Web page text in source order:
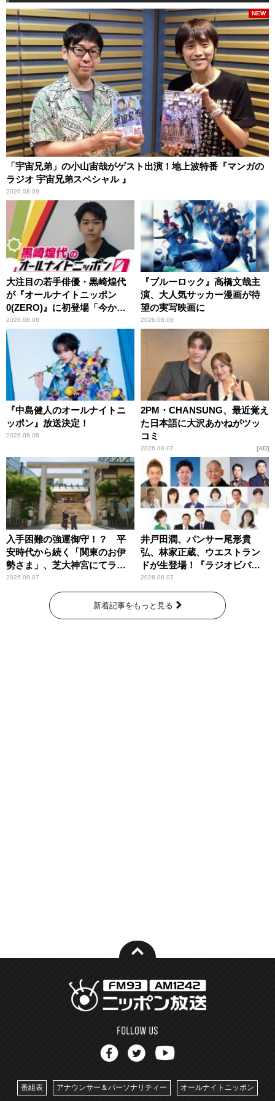
「宇宙兄弟」の小山宙哉がゲスト出演！地上波特番『マンガの
ラジオ 宇宙兄弟スペシャル 』
2026.08.09
NEW
大注目の若手俳優・黒崎煌代
が『オールナイトニッポン
0(ZERO)』に初登場「今から
とてもワクワクしておりま
す！」
2026.08.08
『ブルーロック』高橋文哉主
演、大人気サッカー漫画が待
望の実写映画に
2026.08.08
『中島健人のオールナイトニ
ッポン』放送決定！
2026.08.08
2PM・CHANSUNG、最近覚え
た日本語に大沢あかねがツッ
コミ
2026.08.07 AD
入手困難の強運御守！？ 平
安時代から続く「関東のお伊
勢さま」、芝大神宮にてラン
パンプスが合格祈願！
2026.08.07
井戸田潤、パンサー尾形貴
弘、林家正蔵、ウエストラン
ドが生登場！『ラジオビバリ
ー昼ズ』
2026.08.07
新着記事をもっと見る
番組表 アナウンサー＆パーソナリティー オールナイトニッポン